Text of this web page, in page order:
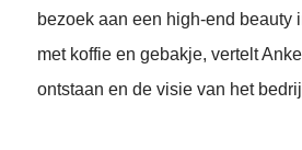
bezoek aan een high-end beauty
met koffie en gebakje, vertelt
ontstaan en de visie van het